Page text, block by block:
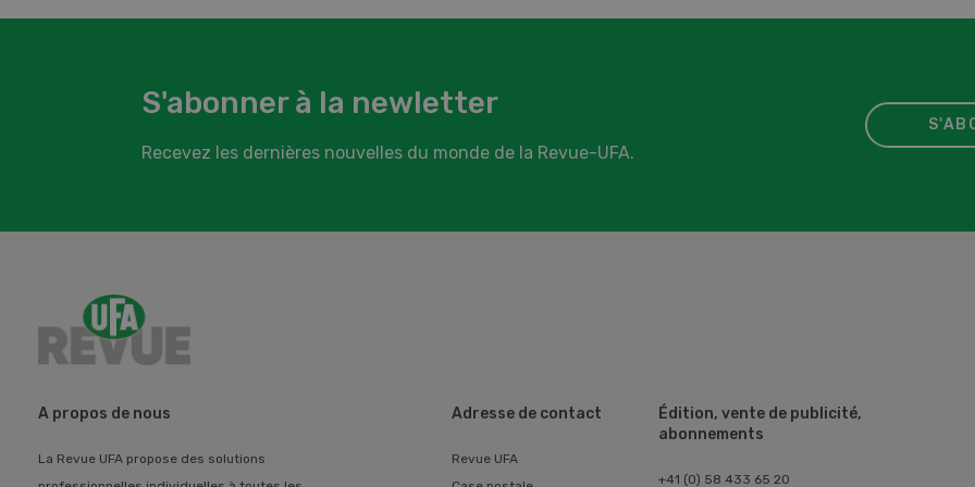
S'abonner à la newletter
Recevez les dernières nouvelles du monde de la Revue-UFA.
A propos de nous
La Revue UFA propose des solutions
Adresse de contact
Revue UFA
Édition, vente de publicité,
abonnements
+41 (0) 58 433 65 20